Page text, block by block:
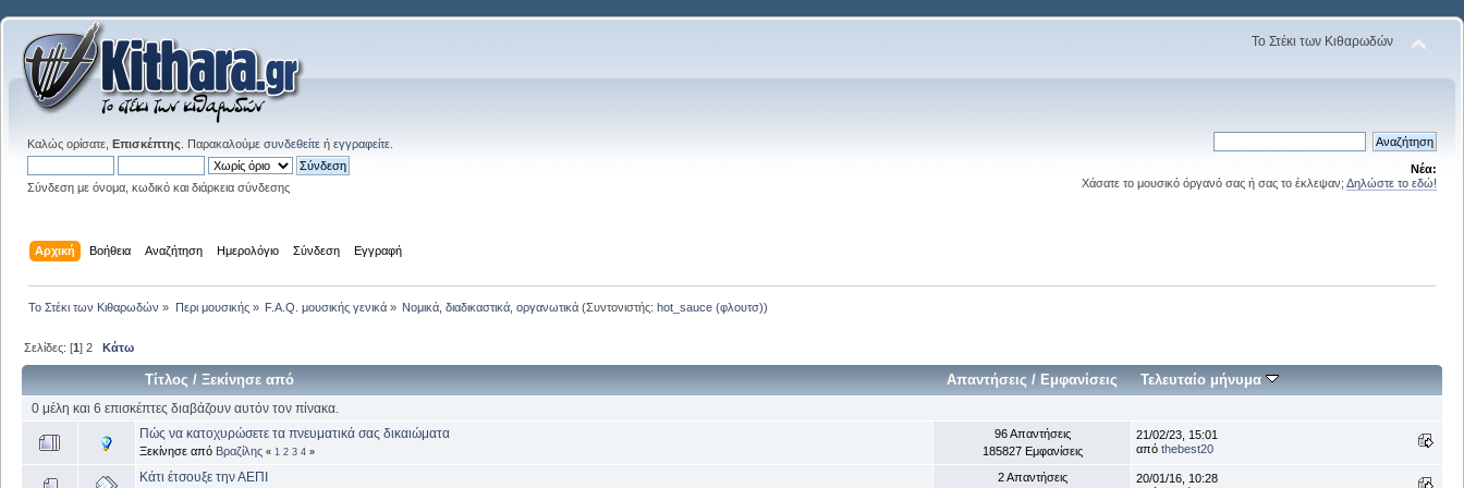
Το Στέκι των Κιθαρωδών
Καλώς ορίσατε, Επισκέπτης . Παρακαλούμε συνδεθείτε ή εγγραφείτε
Σύνδεση με όνομα, κωδικό και διάρκεια σύνδεσης
Νέα:
Χάσατε το μουσικό όργανό σας ή σας το έκλεψαν; Δηλώστε το εδώ!
Αρχική Βοήθεια Αναζήτηση Ημερολόγιο Σύνδεση Εγγραφή
Το Στέκι των Κιθαρωδών » Περι μουσικής» F.A.Q. μουσικής γενικά» Νομικά, διαδικαστικά, οργανωτικά (Συντονιστής:hot_sauce (φλουτσ))
Σελίδες: [1]2 Κάτω
Τίτλος /Ξεκίνησε από Απαντήσεις / Εμφανίσεις Τελευταίο μήνυμα
0 μέλη και 6 επισκέπτες διαβάζουν αυτόν τον πίνακα.
Πώς να κατοχυρώσετε τα πνευματικά σας δικαιώματα
Ξεκίνησε από Βραζίλης « 1 2 3 4 »
96 Απαντήσεις
185827 Εμφανίσεις
21/02/23, 15:01
από thebest20
Κάτι έτσουξε την ΑΕΠΙ
2 Απαντήσεις
20/01/16, 10:28